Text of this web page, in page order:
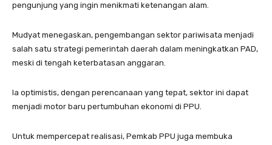
pengunjung yang ingin menikmati ketenangan alam.
Mudyat menegaskan, pengembangan sektor pariwisata menjadi
salah satu strategi pemerintah daerah dalam meningkatkan PAD,
meski di tengah keterbatasan anggaran.
Ia optimistis, dengan perencanaan yang tepat, sektor ini dapat
menjadi motor baru pertumbuhan ekonomi di PPU.
Untuk mempercepat realisasi, Pemkab PPU juga membuka